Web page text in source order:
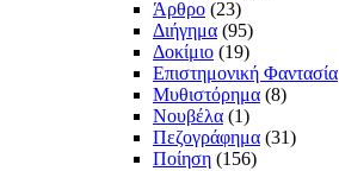
Άρθρο (23)
Διήγημα (95)
Δοκίμιο (19)
Επιστημονική Φαντασία
Μυθιστόρημα (8)
Νουβέλα (1)
Πεζογράφημα (31)
Ποίηση (156)